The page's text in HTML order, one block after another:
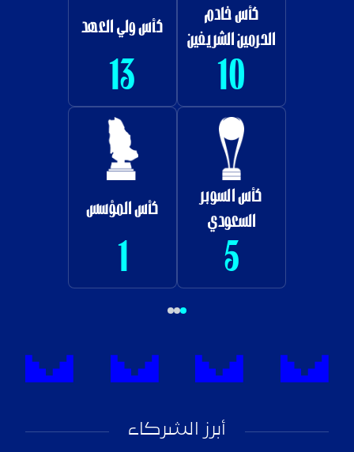
كأس خادم
الحرمين الشريفين
10
كأس ولي العهد
13
كأس السوبر
السعودي
5
كأس المؤسس
1
أبرز الشركاء